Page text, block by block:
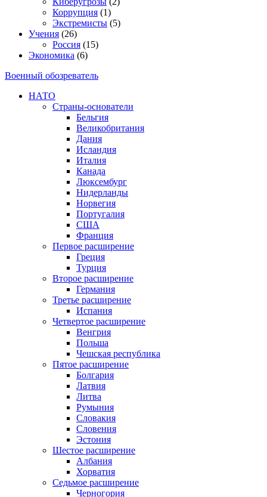
Коррупция (1)
Экстремисты (5)
Учения (26)
Россия (15)
Экономика (6)
Военный обозреватель
НАТО
Страны-основатели
Бельгия
Великобритания
Дания
Исландия
Италия
Канада
Люксембург
Нидерланды
Норвегия
Португалия
США
Франция
Первое расширение
Греция
Турция
Второе расширение
Германия
Третье расширение
Испания
Четвертое расширение
Венгрия
Польша
Чешская республика
Пятое расширение
Болгария
Латвия
Литва
Румыния
Словакия
Словения
Эстония
Шестое расширение
Албания
Хорватия
Седьмое расширение
Черногория